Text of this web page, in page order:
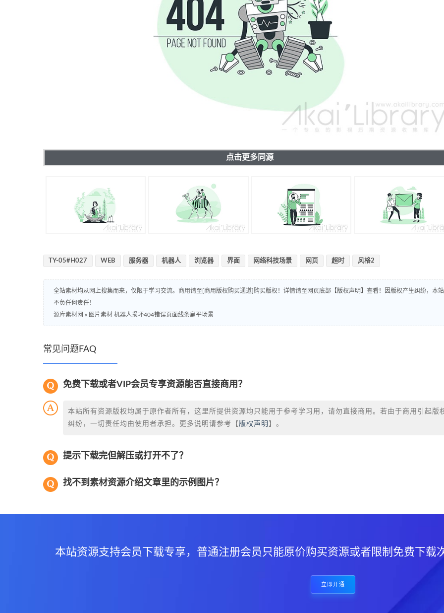
点击更多同源
TY-05#H027 WEB 服务器 机器人 浏览器 界面 网络科技场景 网页 超时 风格2
全站素材均从网上搜集而来，仅限于学习交流。商用请至[商用版权购买通道]购买版权！详情请至网页底部【版权声明】查看！因版权产生纠纷，本站
不负任何责任！
源库素材网 » 图片素材 机器人损坏404错误页面线条扁平场景
常见问题FAQ
免费下载或者VIP会员专享资源能否直接商用？
本站所有资源版权均属于原作者所有，这里所提供资源均只能用于参考学习用，请勿直接商用。若由于商用引起版
纠纷，一切责任均由使用者承担。更多说明请参考【 版权声明 】。
提示下载完但解压或打开不了？
找不到素材资源介绍文章里的示例图片？
本站资源支持会员下载专享，普通注册会员只能原价购买资源或者限制免费下载
立即开通